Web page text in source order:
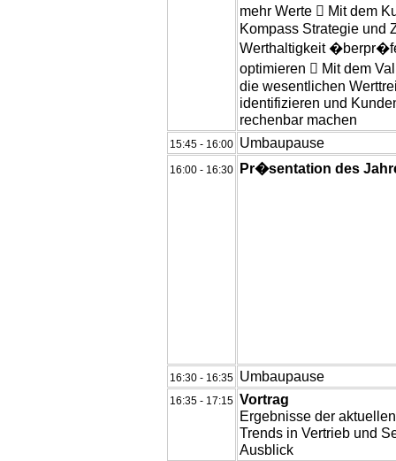
mehr Werte  Mit dem
Kompass Strategie und
Werthaltigkeit
optimieren  Mit dem
die wesentlichen
identifizieren und
rechenbar machen
15:45 - 16:00 Umbaupause
16:00 - 16:30 Pr�sentation des
16:30 - 16:35 Umbaupause
16:35 - 17:15 Vortrag
Ergebnisse der
Trends in Vertrieb und
Ausblick